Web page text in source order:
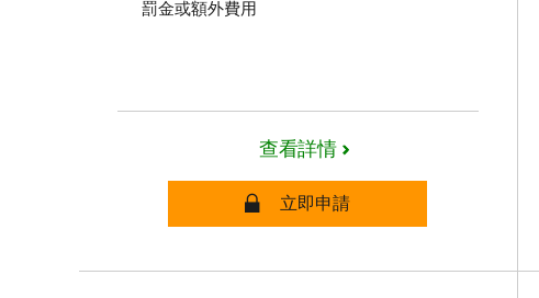
罰金或額外費用
查看詳情
安全 立即申請